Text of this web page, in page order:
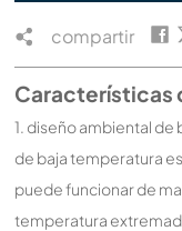
compartir
Características
1. diseño ambiental de
de baja temperatura
puede funcionar de
temperatura